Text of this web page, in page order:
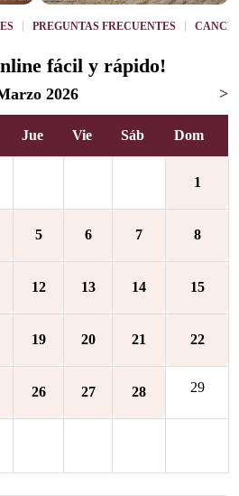
PREGUNTAS FRECUENTES
fácil y rápido!
2026 >
Jue Vie Sáb Dom
1
5 6 7 8
12 13 14 15
19 20 21 22
26 27 28 29